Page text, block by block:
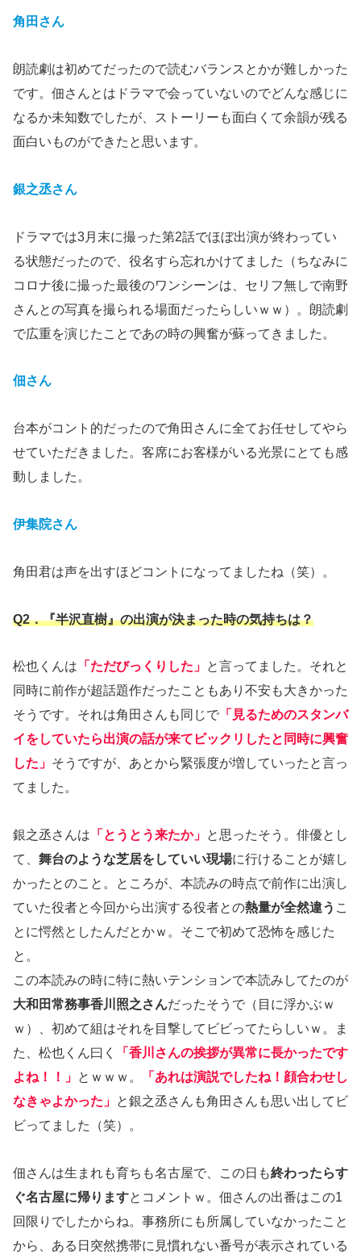
角田さん
朗読劇は初めてだったので読むバランスとかが難しかった
です。佃さんとはドラマで会っていないのでどんな感じに
なるか未知数でしたが、ストーリーも面白くて余韻が残る
面白いものができたと思います。
銀之丞さん
ドラマでは3月末に撮った第2話でほぼ出演が終わってい
る状態だったので、役名すら忘れかけてました（ちなみに
コロナ後に撮った最後のワンシーンは、セリフ無しで南野
さんとの写真を撮られる場面だったらしいｗｗ）。朗読劇
で広重を演じたことであの時の興奮が蘇ってきました。
佃さん
台本がコント的だったので角田さんに全てお任せしてやら
せていただきました。客席にお客様がいる光景にとても感
動しました。
伊集院さん
角田君は声を出すほどコントになってましたね（笑）。
Q2．『半沢直樹』の出演が決まった時の気持ちは？
松也くんは 「ただびっくりした」 と言ってました。それと
同時に前作が超話題作だったこともあり不安も大きかった
そうです。それは角田さんも同じで 「見るためのスタンバ
イをしていたら出演の話が来てビックリしたと同時に興奮
した」 そうですが、あとから緊張度が増していったと言っ
てました。
銀之丞さんは 「とうとう来たか」 と思ったそう。俳優とし
て、 舞台のような芝居をしていい現場に行けることが嬉し
かったとのこと。ところが、本読みの時点で前作に出演し
ていた役者と今回から出演する役者との熱量が全然違う こ
とに愕然としたんだとかｗ。そこで初めて恐怖を感じた
と。
この本読みの時に特に熱いテンションで本読みしてたのが
大和田常務事香川照之さんだったそうで（目に浮かぶｗ
ｗ）、初めて組はそれを目撃してビビってたらしいｗ。ま
た、松也くん曰く
「香川さんの挨拶が異常に長かったです
よね！！」 とｗｗｗ。
「あれは演説でしたね！顔合わせし
なきゃよかった」 と銀之丞さんも角田さんも思い出してビ
ビってました（笑）。
佃さんは生まれも育ちも名古屋で、この日も終わったらす
ぐ名古屋に帰りますとコメントｗ。佃さんの出番はこの1
回限りでしたからね。事務所にも所属していなかったこと
から、ある日突然携帯に見慣れない番号が表示されている